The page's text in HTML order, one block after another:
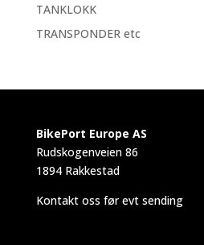
TANKLOKK
TRANSPONDER etc
BikePort Europe AS
Rudskogenveien 86
1894 Rakkestad
Kontakt oss før evt sending